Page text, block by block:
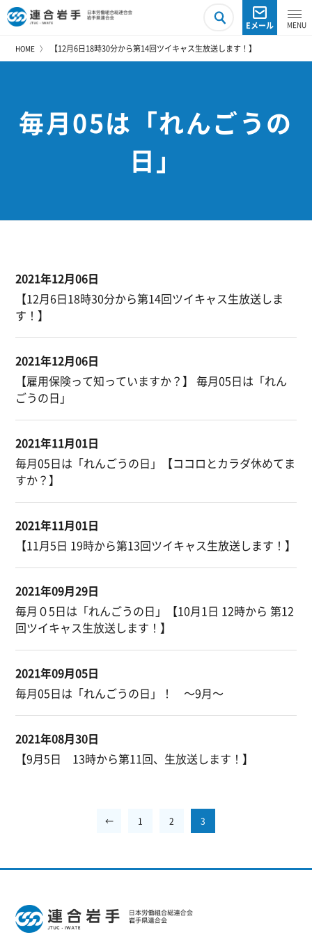
Eメール
HOME 【12月6日18時30分から第14回ツイキャス生放送します！】
毎月05は「れんごうの
日」
2021年12月06日
【12月6日18時30分から第14回ツイキャス生放送しま
す！】
2021年12月06日
【雇用保険って知っていますか？】 毎月05日は「れん
ごうの日」
2021年11月01日
毎月05日は「れんごうの日」【ココロとカラダ休めてま
すか？】
2021年11月01日
【11月5日 19時から第13回ツイキャス生放送します！】
2021年09月29日
毎月０5日は「れんごうの日」【10月1日 12時から 第12
回ツイキャス生放送します！】
2021年09月05日
毎月05日は「れんごうの日」！ ～9月～
2021年08月30日
【9月5日 13時から第11回、生放送します！】
← 1 2 3